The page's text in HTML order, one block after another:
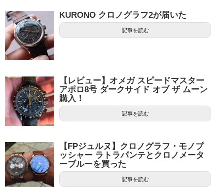
KURONO クロノグラフ2が届いた
記事を読む
【レビュー】オメガ スピードマスター
アポロ8号 ダークサイド オブ ザ ムーン
購入！
記事を読む
【FPジュルヌ】クロノグラフ・モノプ
ッシャー ラトラパンテとクロノメータ
ーブルーを買った
記事を読む